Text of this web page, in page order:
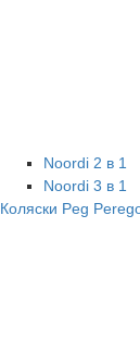
Noordi 2 в 1
Noordi 3 в 1
Коляски Peg